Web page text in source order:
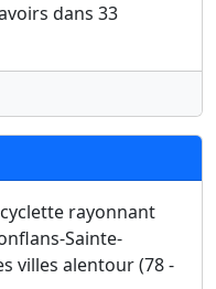
dans 33
rayonnant
Sainte-
villes alentour (78 -